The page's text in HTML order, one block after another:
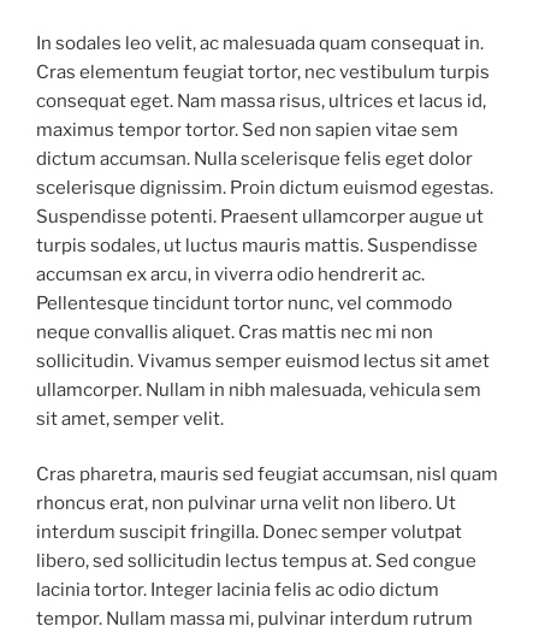
In sodales leo velit, ac malesuada quam consequat in.
Cras elementum feugiat tortor, nec vestibulum turpis
consequat eget. Nam massa risus, ultrices et lacus id,
maximus tempor tortor. Sed non sapien vitae sem
dictum accumsan. Nulla scelerisque felis eget dolor
scelerisque dignissim. Proin dictum euismod egestas.
Suspendisse potenti. Praesent ullamcorper augue ut
turpis sodales, ut luctus mauris mattis. Suspendisse
accumsan ex arcu, in viverra odio hendrerit ac.
Pellentesque tincidunt tortor nunc, vel commodo
neque convallis aliquet. Cras mattis nec mi non
sollicitudin. Vivamus semper euismod lectus sit amet
ullamcorper. Nullam in nibh malesuada, vehicula sem
sit amet, semper velit.
Cras pharetra, mauris sed feugiat accumsan, nisl quam
rhoncus erat, non pulvinar urna velit non libero. Ut
interdum suscipit fringilla. Donec semper volutpat
libero, sed sollicitudin lectus tempus at. Sed congue
lacinia tortor. Integer lacinia felis ac odio dictum
tempor. Nullam massa mi, pulvinar interdum rutrum